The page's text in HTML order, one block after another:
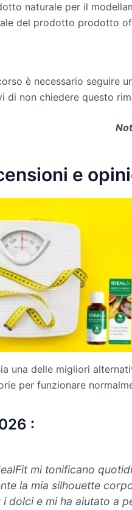
naturale per il
del prodotto prodotto
è necessario seguire
di non chiedere questo
e
una delle migliori
per funzionare
:
mi tonificano
la mia silhouette
dolci e mi ha aiutato a